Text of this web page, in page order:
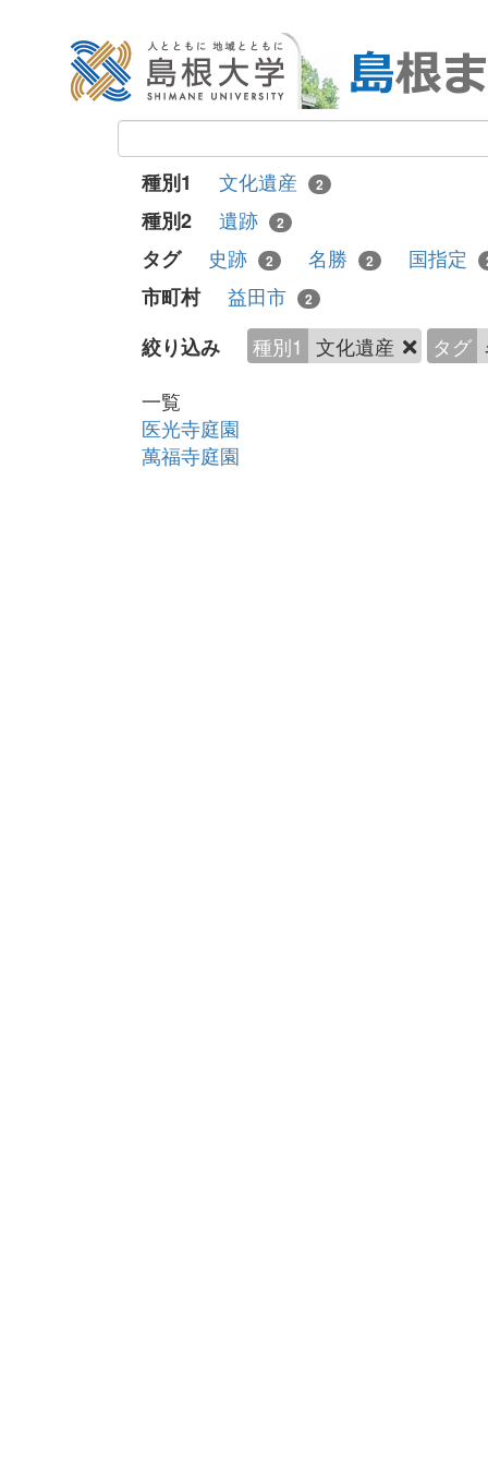
種別1 文化遺産 2
種別2 遺跡 2
タグ 史跡 2 名勝 2 国指定
市町村 益田市 2
絞り込み 種別1 文化遺産 タグ
一覧
医光寺庭園
萬福寺庭園